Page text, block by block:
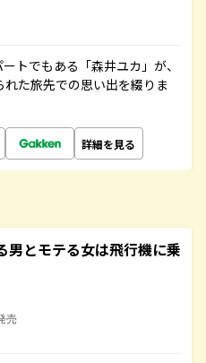
トでもある「森井ユカ」が、
た旅先での思い出を綴りま
詳細を見る
男とモテる女は飛行機に乗
売